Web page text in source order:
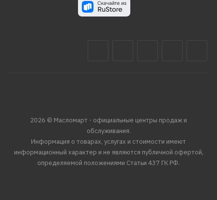
2026 © Масломарт - официальные центры продаж и
обслуживания.
Информация о товарах, услугах и стоимости имеют
информационный характер и не являются публичной офертой,
определяемой положениями Статьи 437 ГК РФ.